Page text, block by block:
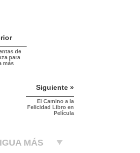
de
para
más
Siguiente »
El Camino a la
Felicidad Libro en
Película
MÁS